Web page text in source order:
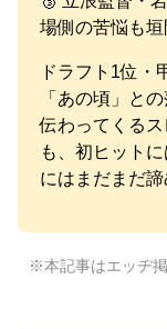
場側の苦悩も
ドラフト1位・
「あの頃」と
伝わってくる
も、初ヒット
にはまだまだ
※本記事はエッヂ